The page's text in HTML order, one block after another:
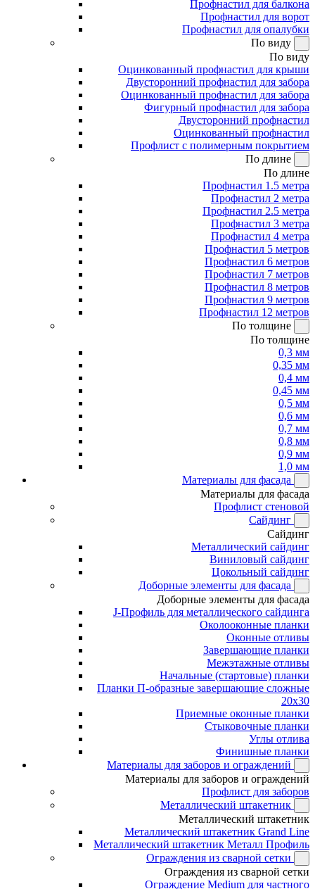
Профнастил для балкона
Профнастил для ворот
Профнастил для опалубки
По виду
По виду
Оцинкованный профнастил для крыши
Двусторонний профнастил для забора
Оцинкованный профнастил для забора
Фигурный профнастил для забора
Двусторонний профнастил
Оцинкованный профнастил
Профлист с полимерным покрытием
По длине
По длине
Профнастил 1.5 метра
Профнастил 2 метра
Профнастил 2.5 метра
Профнастил 3 метра
Профнастил 4 метра
Профнастил 5 метров
Профнастил 6 метров
Профнастил 7 метров
Профнастил 8 метров
Профнастил 9 метров
Профнастил 12 метров
По толщине
По толщине
0,3 мм
0,35 мм
0,4 мм
0,45 мм
0,5 мм
0,6 мм
0,7 мм
0,8 мм
0,9 мм
1,0 мм
Материалы для фасада
Материалы для фасада
Профлист стеновой
Сайдинг
Сайдинг
Металлический сайдинг
Виниловый сайдинг
Цокольный сайдинг
Доборные элементы для фасада
Доборные элементы для фасада
J-Профиль для металлического сайдинга
Околооконные планки
Оконные отливы
Завершающие планки
Межэтажные отливы
Начальные (стартовые) планки
Планки П-образные завершающие сложные
20x30
Приемные оконные планки
Стыковочные планки
Углы отлива
Финишные планки
Материалы для заборов и ограждений
Материалы для заборов и ограждений
Профлист для заборов
Металлический штакетник
Металлический штакетник
Металлический штакетник Grand Line
Металлический штакетник Металл Профиль
Ограждения из сварной сетки
Ограждения из сварной сетки
Ограждение Medium для частного